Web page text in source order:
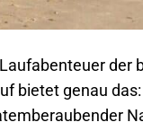
der
bietet genau